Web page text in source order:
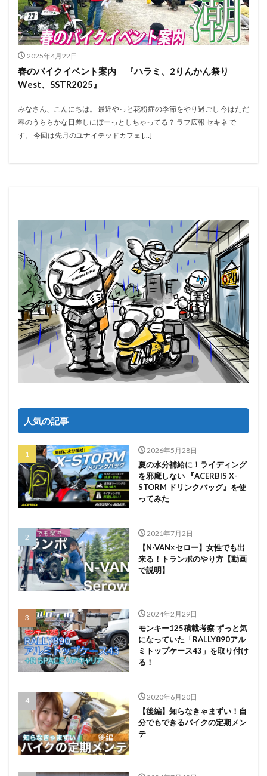
2025年4月22日
春のバイクイベント案内 『ハラミ、2りんかん祭り
West、SSTR2025』
みなさん、こんにちは。 最近やっと花粉症の季節をやり過ごし 今はただ
春のうららかな日差しにぼーっとしちゃってる？ ラフ広報 セキネ で
す。 今回は先月のユナイテッドカフェ […]
人気の記事
2026年5月28日
夏の水分補給に！ライディング
を邪魔しない 『ACERBIS X-
STORM ドリンクバッグ』を使
ってみた
2021年7月2日
【N-VAN×セロー】女性でも出
来る！トランポのやり方【動画
で説明】
2024年2月29日
モンキー125積載考察 ずっと気
になっていた「RALLY890アル
ミトップケース43」を取り付け
る！
2020年6月20日
【後編】知らなきゃまずい！自
分でもできるバイクの定期メン
テ